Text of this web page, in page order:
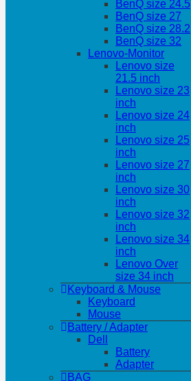
BenQ size 24.5
BenQ size 27
BenQ size 28.2
BenQ size 32
Lenovo-Monitor
Lenovo size
21.5 inch
Lenovo size 23
inch
Lenovo size 24
inch
Lenovo size 25
inch
Lenovo size 27
inch
Lenovo size 30
inch
Lenovo size 32
inch
Lenovo size 34
inch
Lenovo Over
size 34 inch
Keyboard & Mouse
Keyboard
Mouse
Battery / Adapter
Dell
Battery
Adapter
BAG